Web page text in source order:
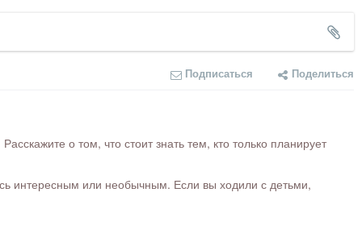
Подписаться Поделиться
о том, что стоит знать тем, кто только планирует
интересным или необычным. Если вы ходили с детьми,